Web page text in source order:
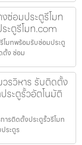
ซ่อมประตูรีโมท
ะตูรีโมท.com
มทพร้อมรับซ่อมประตู
ตั้ง ซ่อม
วรวิหาร รับติดตั้ง
ระตูรั้วอัตโนมัติ
ารติดตั้งประตูรั้วรีโมท
ระตูร